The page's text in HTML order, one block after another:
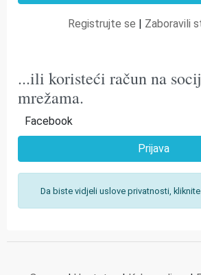
Registrujte se | Zaboravili
...ili koristeći račun na
mrežama.
Facebook
Prijava
Da biste vidjeli uslove privatnosti, kliknite